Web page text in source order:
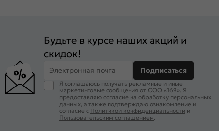
Будьте в курсе наших акций и
скидок!
Электронная почта Подписаться
Я соглашаюсь получать рекламные и иные
маркетинговые сообщения от ООО «169». Я
предоставляю согласие на обработку персональных
данных, а также подтверждаю ознакомление и
согласие с Политикой конфиденциальности и
Пользовательским соглашением.